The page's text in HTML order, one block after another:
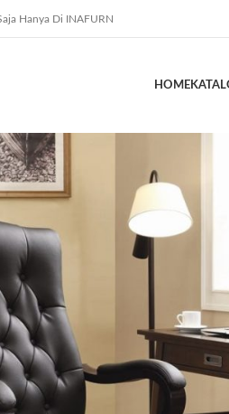
Hanya Di INAFURN
HOME